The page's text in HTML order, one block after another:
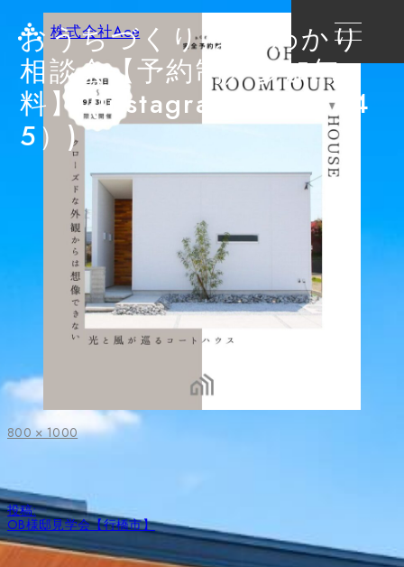
株式会社Ace
おうちづくり まるわかり
相談会【予約制／参加無
料】 (Instagramの投稿（4
5）)
フ
ズ
800 × 1000
投
稿
ナ
ビ
投稿:
OB様邸見学会【行橋市】